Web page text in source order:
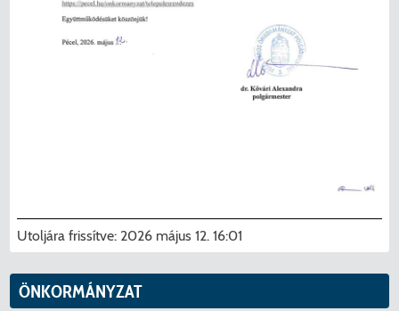
Utoljára frissítve: 2026 május 12. 16:01
ÖNKORMÁNYZAT